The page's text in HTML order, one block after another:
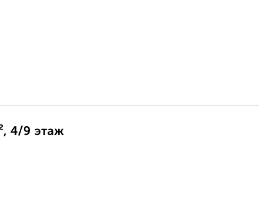
4/9 этаж